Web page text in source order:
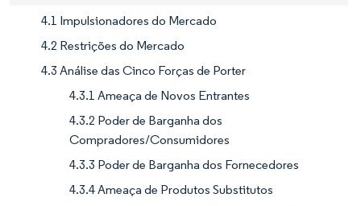
4.1 Impulsionadores do Mercado
4.2 Restrições do Mercado
4.3 Análise das Cinco Forças de Porter
4.3.1 Ameaça de Novos Entrantes
4.3.2 Poder de Barganha dos
Compradores/Consumidores
4.3.3 Poder de Barganha dos Fornecedores
4.3.4 Ameaça de Produtos Substitutos